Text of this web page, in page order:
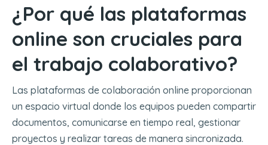
¿Por qué las plataformas
online son cruciales para
el trabajo colaborativo?
Las plataformas de colaboración online proporcionan
un espacio virtual donde los equipos pueden compartir
documentos, comunicarse en tiempo real, gestionar
proyectos y realizar tareas de manera sincronizada.